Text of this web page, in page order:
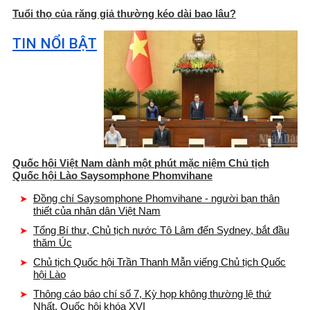
Tuổi thọ của răng giả thường kéo dài bao lâu?
TIN NỔI BẬT
Quốc hội Việt Nam dành một phút mặc niệm Chủ tịch
Quốc hội Lào Saysomphone Phomvihane
Đồng chí Saysomphone Phomvihane - người bạn thân
thiết của nhân dân Việt Nam
Tổng Bí thư, Chủ tịch nước Tô Lâm đến Sydney, bắt đầu
thăm Úc
Chủ tịch Quốc hội Trần Thanh Mẫn viếng Chủ tịch Quốc
hội Lào
Thông cáo báo chí số 7, Kỳ họp không thường lệ thứ
Nhất, Quốc hội khóa XVI